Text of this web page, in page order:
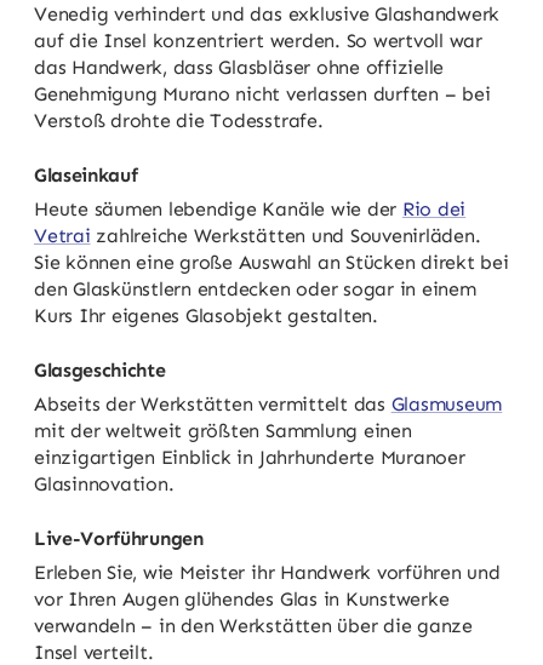
Venedig verhindert und das exklusive Glashandwerk
auf die Insel konzentriert werden. So wertvoll war
das Handwerk, dass Glasbläser ohne offizielle
Genehmigung Murano nicht verlassen durften – bei
Verstoß drohte die Todesstrafe.
Glaseinkauf
Heute säumen lebendige Kanäle wie der Rio dei
Vetrai zahlreiche Werkstätten und Souvenirläden.
Sie können eine große Auswahl an Stücken direkt bei
den Glaskünstlern entdecken oder sogar in einem
Kurs Ihr eigenes Glasobjekt gestalten.
Glasgeschichte
Abseits der Werkstätten vermittelt das Glasmuseum
mit der weltweit größten Sammlung einen
einzigartigen Einblick in Jahrhunderte Muranoer
Glasinnovation.
Live-Vorführungen
Erleben Sie, wie Meister ihr Handwerk vorführen und
vor Ihren Augen glühendes Glas in Kunstwerke
verwandeln – in den Werkstätten über die ganze
Insel verteilt.